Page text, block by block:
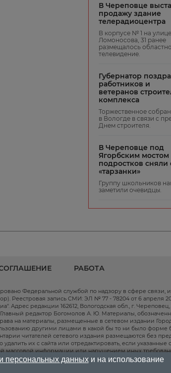
В Череповце
продажу здание
телерадиоцентра
В корпусе № 1 на улице
Ломоносова, 31 ранее
размещалось
телевидение.
Губернатор
работников и
ветеранов
комплекса
Торжественное
в Вологде в связи с
Днем строителя.
В Череповце под
Ягорбским мостом
подростков сняли
«тарзанки»
Группу школьников
заметили очевидцы.
РАБОТА
Федеральной службой по надзору в сфере
Реестровая запись СМИ: ЭЛ № 77 - 78204 от 6 апреля
Адрес редакции 162612, Вологодская обл., г. Череповец,
редактор Богомолов А. Ю. Материалы,
на материалы, размещенные в сетевом издании
другими лицами в какой бы то ни было форме
читателей сетевого издания размещаются без
их с сайта или отредактировать, если
массовой информации или нарушением иных
технологии (информационные технологии
сведений, относящихся к предпочтениям
персональных данныхи на использование